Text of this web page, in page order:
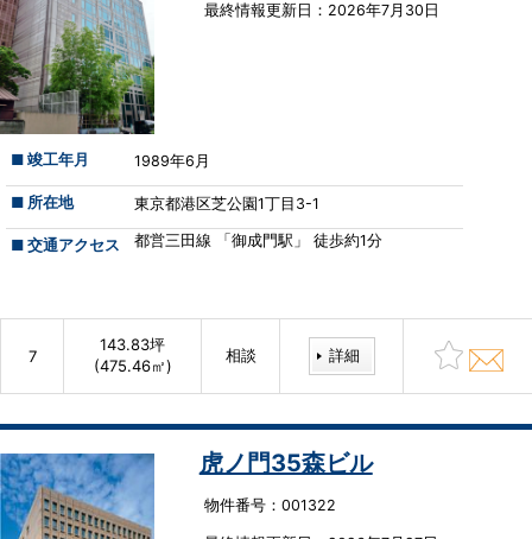
最終情報更新⽇：2026年7月30日
■ 竣工年月 1989年6月
■ 所在地 東京都港区芝公園1丁目3-1
■ 交通アクセス 都営三田線 「御成門駅」 徒歩約1分
7
143.83坪
(475.46㎡)
相談 詳細
虎ノ門35森ビル
物件番号：001322